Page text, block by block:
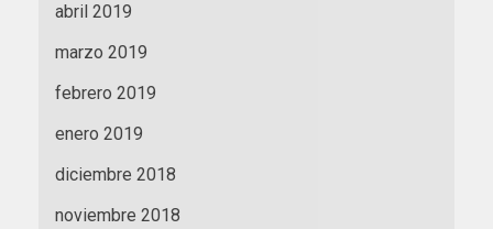
abril 2019
marzo 2019
febrero 2019
enero 2019
diciembre 2018
noviembre 2018